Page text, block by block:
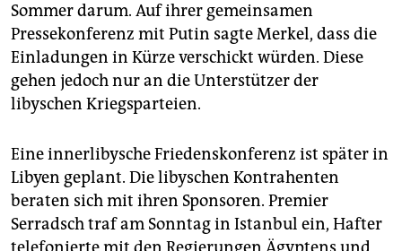
Sommer darum. Auf ihrer gemeinsamen
Pressekonferenz mit Putin sagte Merkel, dass die
Einladungen in Kürze verschickt würden. Diese
gehen jedoch nur an die Unterstützer der
libyschen Kriegsparteien.
Eine innerlibysche Friedenskonferenz ist später in
Libyen geplant. Die libyschen Kontrahenten
beraten sich mit ihren Sponsoren. Premier
Serradsch traf am Sonntag in Istanbul ein, Hafter